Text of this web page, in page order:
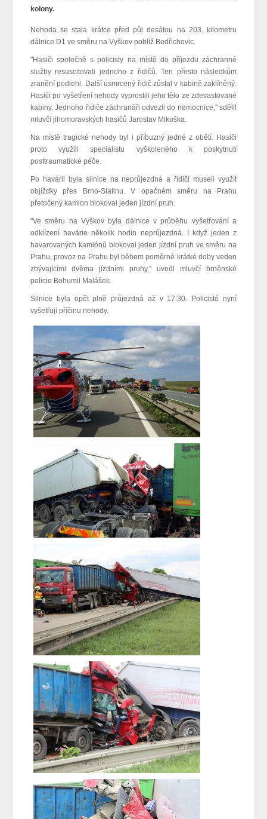
kolony.
Nehoda se stala krátce před půl desátou na 203. kilometru
dálnice D1 ve směru na Vyškov poblíž Bedřichovic.
"Hasiči společně s policisty na místě do příjezdu záchranné
služby resuscitovali jednoho z řidičů. Ten přesto následkům
zranění podlehl. Další usmrcený řidič zůstal v kabině zaklíněný.
Hasiči po vyšetření nehody vyprostili jeho tělo ze zdevastované
kabiny. Jednoho řidiče záchranáři odvezli do nemocnice," sdělil
mluvčí jihomoravských hasičů Jaroslav Mikoška.
Na místě tragické nehody byl i příbuzný jedné z obětí. Hasiči
proto využili specialistu vyškoleného k poskytnutí
posttraumatické péče.
Po havárii byla silnice na neprůjezdná a řidiči museli využít
objížďkypřes Brno-Slatinu.V opačném směru na Prahu
přetočený kamion blokoval jeden jízdní pruh.
"Ve směru na Vyškov byla dálnice v průběhu vyšetřování a
odklízení havárie několik hodin neprůjezdná. I když jeden z
havarovaných kamiónů blokoval jeden jízdní pruh ve směru na
Prahu, provoz na Prahu byl během poměrně krátké doby veden
zbývajícími dvěma jízdními pruhy," uvedl mluvčí brněnské
policie Bohumil Malášek.
Silnice byla opět plně průjezdná až v 17:30. Policisté nyní
vyšetřují příčinu nehody.